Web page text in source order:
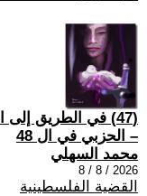
– الحزبي في ال 48
محمد السهلي
2026 / 8 / 8
القضية الفلسطينية